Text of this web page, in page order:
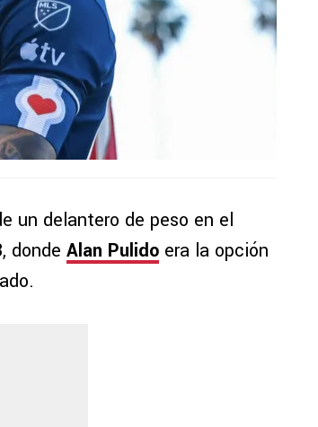
un delantero de peso en el
, donde Alan Pulido era la opción